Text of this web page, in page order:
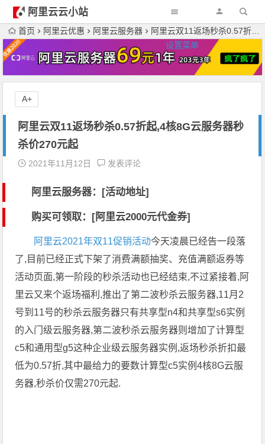
阿里云云小站
设置菜单
首页 阿里云优惠 阿里云服务器 阿里云双11返场秒杀0.57折起,4核8G云服务器秒杀价270元起
阿里云双11返场秒杀0.57折起,4核8G云服务器秒
杀价270元起
2021年11月12日 发表评论
阿里云服务器：[活动地址]
购买可领取：[阿里云2000元代金券]
阿里云2021年双11促销活动今天凌晨已经告一段落
了,目前已经正式下架了消费满额抽奖、充值满额返券等
活动页面,第一阶段的秒杀活动也已经结束,不过紧接着,阿
里云又来个返场福利,推出了第二波秒杀云服务器,11月2
号到11号的秒杀云服务器只有共享型n4和共享型s6实例
的入门级云服务器,第二波秒杀云服务器则增加了计算型
c5和通用型g5这种企业级云服务器实例,返场秒杀折扣最
低为0.57折,其中最给力的要数计算型c5实例4核8G云服
务器,秒杀价仅需270元起.
A+